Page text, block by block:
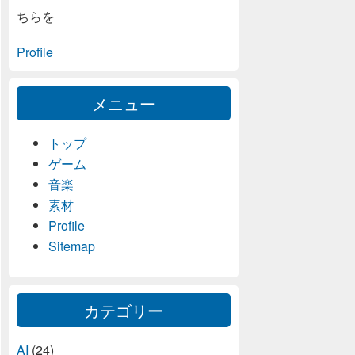
ちらを
Profile
メニュー
トップ
ゲーム
音楽
素材
Profile
Sitemap
カテゴリー
AI (24)